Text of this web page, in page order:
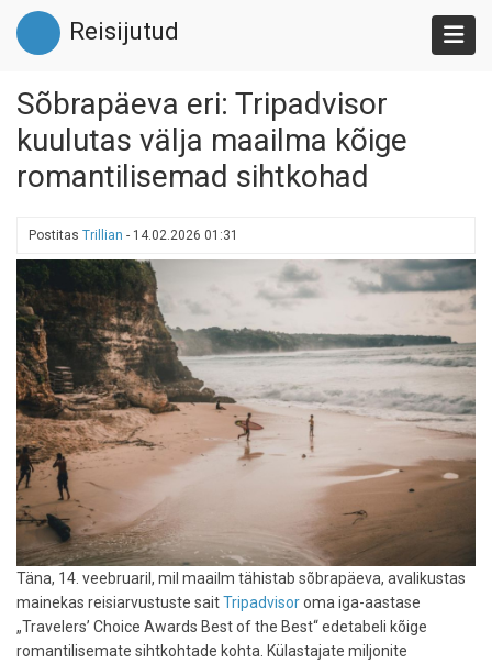
Liigu
edasi
põhisisu
Reisijutud
Sõbrapäeva eri: Tripadvisor
kuulutas välja maailma kõige
romantilisemad sihtkohad
Postitas Trillian - 14.02.2026 01:31
Täna, 14. veebruaril, mil maailm tähistab sõbrapäeva, avalikustas
mainekas reisiarvustuste saitTripadvisoroma iga-aastase
„Travelers’ Choice Awards Best of the Best“ edetabeli kõige
romantilisemate sihtkohtade kohta. Külastajate miljonite